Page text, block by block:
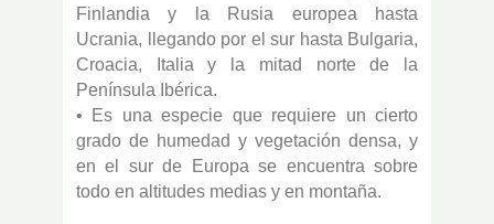
Finlandia y la Rusia europea hasta
Ucrania, llegando por el sur hasta Bulgaria,
Croacia, Italia y la mitad norte de la
Península Ibérica.
• Es una especie que requiere un cierto
grado de humedad y vegetación densa, y
en el sur de Europa se encuentra sobre
todo en altitudes medias y en montaña.